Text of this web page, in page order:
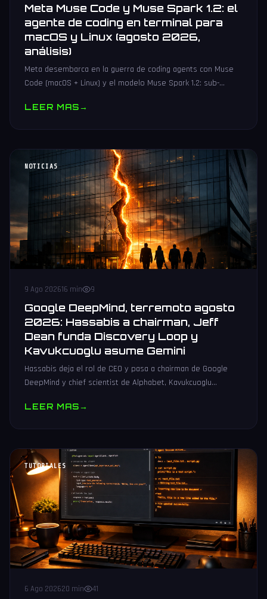
Meta Muse Code y Muse Spark 1.2: el
agente de coding en terminal para
macOS y Linux (agosto 2026,
análisis)
Meta desembarca en la guerra de coding agents con Muse
Code (macOS + Linux) y el modelo Muse Spark 1.2: sub-
barato.
LEER MAS→
NOTICIAS
9 Ago 202616 min 9
Google DeepMind, terremoto agosto
2026: Hassabis a chairman, Jeff
Dean funda Discovery Loop y
Kavukcuoglu asume Gemini
Hassabis deja el rol de CEO y pasa a chairman de Google
DeepMind y chief scientist de Alphabet, Kavukcuoglu
Ghemawat, Vinyals y Le.
LEER MAS→
TUTORIALES
6 Ago 202620 min 41